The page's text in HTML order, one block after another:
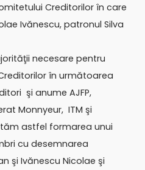
Creditorilor în care
Ivănescu, patronul Silva
necesare pentru
în următoarea
şi anume AJFP,
Monnyeur, ITM şi
astfel formarea unui
cu desemnarea
şi Ivănescu Nicolae şi